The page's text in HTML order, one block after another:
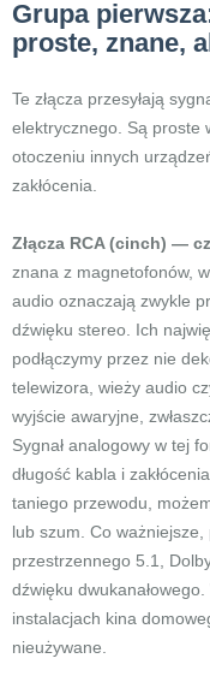
Grupa
proste, znane,
Te złącza przesyłają
elektrycznego. Są proste
otoczeniu innych
zakłócenia.
Złącza RCA (cinch) —
znana z magnetofonów,
audio oznaczają zwykle
dźwięku stereo. Ich
podłączymy przez nie
telewizora, wieży audio
wyjście awaryjne,
Sygnał analogowy w tej
długość kabla i
taniego przewodu,
lub szum. Co
przestrzennego 5.1,
dźwięku
instalacjach kina
nieużywane.